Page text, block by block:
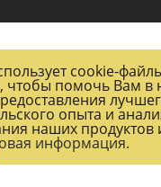
cookie-
чтобы помочь Вам в
опыта и
наших продуктов
информация.